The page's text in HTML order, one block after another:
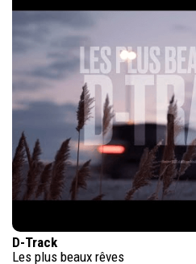
D-Track
Les plus beaux rêves